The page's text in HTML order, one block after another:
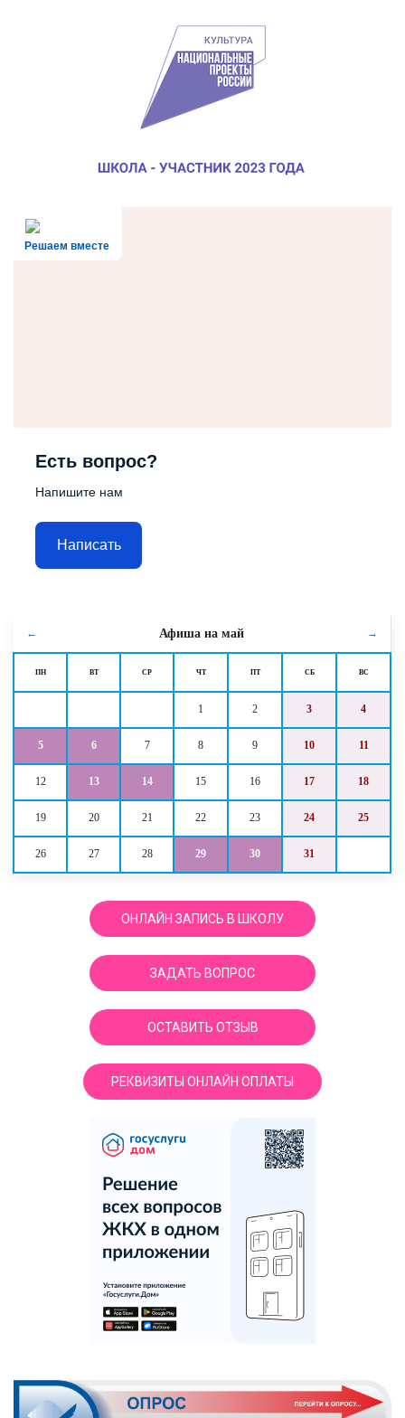
Решаем вместе
Есть вопрос?
Напишите нам
Написать
← Афиша на май →
ПН ВТ СР ЧТ ПТ СБ ВС
1 2 3 4
5 6 7 8 9 10 11
12 13 14 15 16 17 18
19 20 21 22 23 24 25
26 27 28 29 30 31
ОНЛАЙН ЗАПИСЬ В ШКОЛУ
ЗАДАТЬ ВОПРОС
ОСТАВИТЬ ОТЗЫВ
РЕКВИЗИТЫ ОНЛАЙН ОПЛАТЫ